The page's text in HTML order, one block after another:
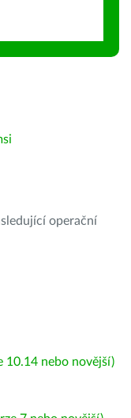
operační
10.14 nebo novější)